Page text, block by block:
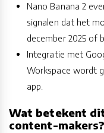
Nano Banana 2
signalen dat het
december 2025 of
Integratie met
Workspace wordt
app.
Wat betekent
content-makers?